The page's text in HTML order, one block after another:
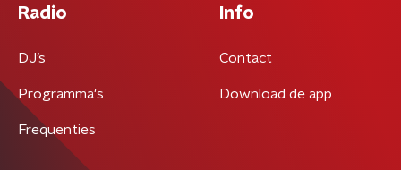
Radio
DJ’s
Programma's
Frequenties
Info
Contact
Download de app